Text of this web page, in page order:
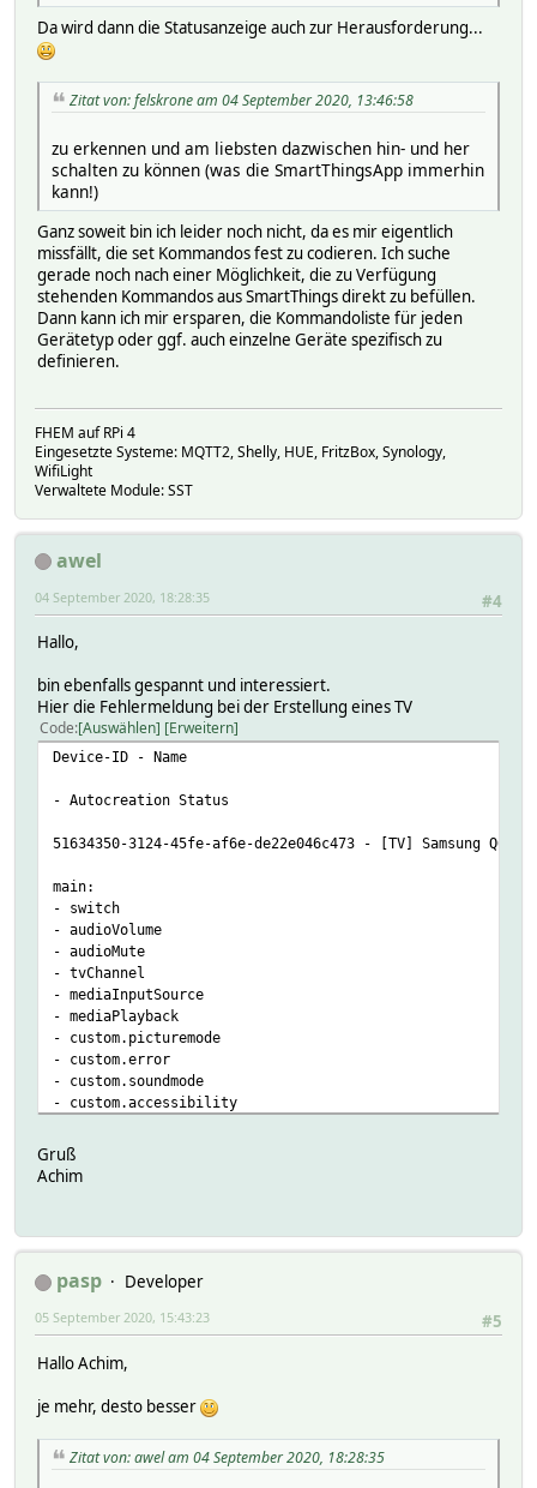
Da wird dann die Statusanzeige auch zur Herausforderung...
Zitat von: felskrone am 04 September 2020, 13:46:58
zu erkennen und am liebsten dazwischen hin- und her
schalten zu können (was die SmartThingsApp immerhin
kann!)
Ganz soweit bin ich leider noch nicht, da es mir eigentlich
missfällt, die set Kommandos fest zu codieren. Ich suche
gerade noch nach einer Möglichkeit, die zu Verfügung
stehenden Kommandos aus SmartThings direkt zu befüllen.
Dann kann ich mir ersparen, die Kommandoliste für jeden
Gerätetyp oder ggf. auch einzelne Geräte spezifisch zu
definieren.
FHEM auf RPi 4
Eingesetzte Systeme: MQTT2, Shelly, HUE, FritzBox, Synology,
WifiLight
Verwaltete Module: SST
awel
#4
04 September 2020, 18:28:35
Hallo,
bin ebenfalls gespannt und interessiert.
Hier die Fehlermeldung bei der Erstellung eines TV
Code Auswählen Erweitern
Device-ID - Name
- Autocreation Status
51634350-3124-45fe-af6e-de22e046c473 - [TV] Samsung
main:
- switch
- audioVolume
- audioMute
- tvChannel
- mediaInputSource
- mediaPlayback
- custom.picturemode
- custom.error
- custom.soundmode
- custom.accessibility
- custom.recording
- custom.tvsearch
- execute
- ocf
- mediaTrackControl
Gruß
Achim
pasp
Developer
#5
05 September 2020, 15:43:23
Hallo Achim,
je mehr, desto besser
Zitat von: awel am 04 September 2020, 18:28:35